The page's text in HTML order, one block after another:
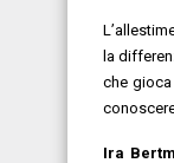
la
che
Ira